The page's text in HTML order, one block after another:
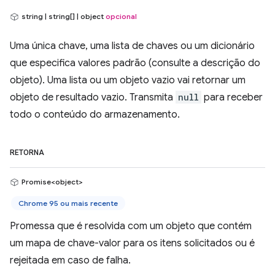
string | string[] | object opcional
Uma única chave, uma lista de chaves ou um dicionário
que especifica valores padrão (consulte a descrição do
objeto). Uma lista ou um objeto vazio vai retornar um
objeto de resultado vazio. Transmita null para receber
todo o conteúdo do armazenamento.
RETORNA
Promise<object>
Chrome 95 ou mais recente
Promessa que é resolvida com um objeto que contém
um mapa de chave-valor para os itens solicitados ou é
rejeitada em caso de falha.